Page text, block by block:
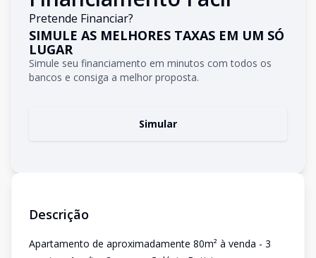
Pretende Financiar?
SIMULE AS MELHORES TAXAS EM UM SÓ
LUGAR
Simule seu financiamento em minutos com todos os
bancos e consiga a melhor proposta.
Simular
Descrição
Apartamento de aproximadamente 80m² à venda - 3